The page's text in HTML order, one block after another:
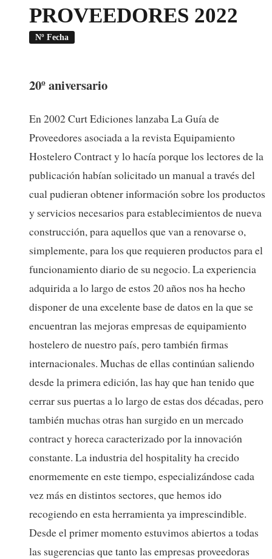
PROVEEDORES 2022
Nº Fecha
20º aniversario
En 2002 Curt Ediciones lanzaba La Guía de
Proveedores asociada a la revista Equipamiento
Hostelero Contract y lo hacía porque los lectores de la
publicación habían solicitado un manual a través del
cual pudieran obtener información sobre los productos
y servicios necesarios para establecimientos de nueva
construcción, para aquellos que van a renovarse o,
simplemente, para los que requieren productos para el
funcionamiento diario de su negocio. La experiencia
adquirida a lo largo de estos 20 años nos ha hecho
disponer de una excelente base de datos en la que se
encuentran las mejoras empresas de equipamiento
hostelero de nuestro país, pero también firmas
internacionales. Muchas de ellas continúan saliendo
desde la primera edición, las hay que han tenido que
cerrar sus puertas a lo largo de estas dos décadas, pero
también muchas otras han surgido en un mercado
contract y horeca caracterizado por la innovación
constante. La industria del hospitality ha crecido
enormemente en este tiempo, especializándose cada
vez más en distintos sectores, que hemos ido
recogiendo en esta herramienta ya imprescindible.
Desde el primer momento estuvimos abiertos a todas
las sugerencias que tanto las empresas proveedoras